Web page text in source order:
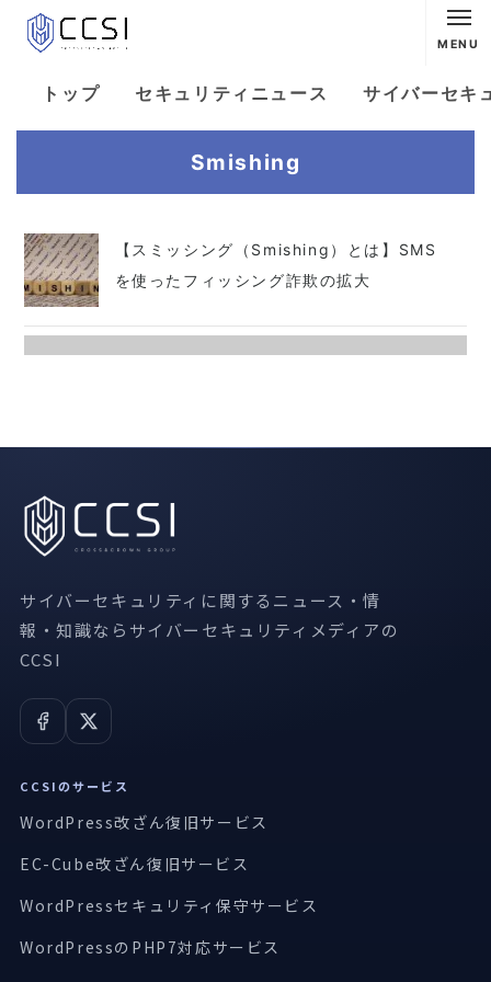
MENU
トップ セキュリティニュース サイバーセキ
Smishing
【スミッシング（Smishing）とは】SMS
を使ったフィッシング詐欺の拡大
サイバーセキュリティに関するニュース・情
報・知識ならサイバーセキュリティメディアの
CCSI
CCSIのサービス
WordPress改ざん復旧サービス
EC-Cube改ざん復旧サービス
WordPressセキュリティ保守サービス
WordPressのPHP7対応サービス